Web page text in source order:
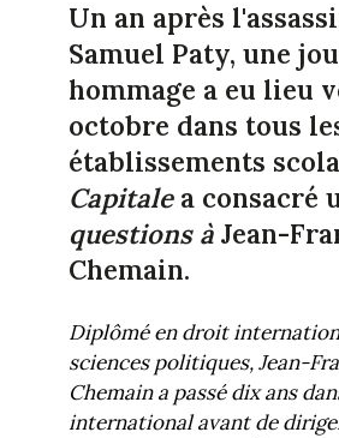
Un an après
Samuel Paty, une
hommage a eu lieu
octobre dans tous
établissements
Capitale a consacré
questions àJean-
Chemain.
Diplômé en droit
sciences politiques, Jean-
Chemain a passé dix ans
international avant de